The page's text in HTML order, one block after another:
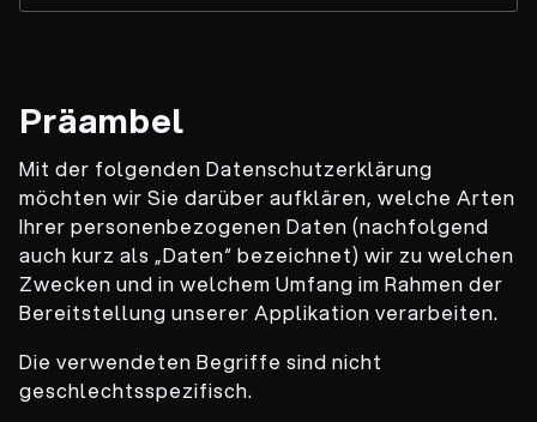
Präambel
Mit der folgenden Datenschutzerklärung
möchten wir Sie darüber aufklären, welche Arten
Ihrer personenbezogenen Daten (nachfolgend
auch kurz als „Daten“ bezeichnet) wir zu welchen
Zwecken und in welchem Umfang im Rahmen der
Bereitstellung unserer Applikation verarbeiten.
Die verwendeten Begriffe sind nicht
geschlechtsspezifisch.